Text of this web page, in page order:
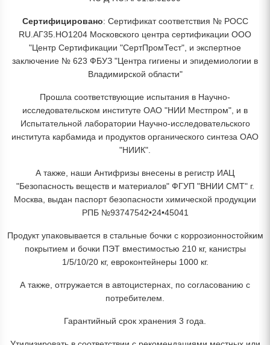
Сертифицировано: Сертификат соответствия № РОСС
RU.АГ35.НО1204 Московского центра сертификации ООО
"Центр Сертификации "СертПромТест", и экспертное
заключение № 623 ФБУЗ "Центра гигиены и эпидемиологии в
Владимирской области"
Прошла соответствующие испытания в Научно-
исследовательском институте ОАО "НИИ Местпром", и в
Испытательной лаборатории Научно-исследовательского
института карбамида и продуктов органического синтеза ОАО
"НИИК".
А также, наши Антифризы внесены в регистр ИАЦ
"Безопасность веществ и материалов" ФГУП "ВНИИ СМТ" г.
Москва, выдан паспорт безопасности химической продукции
РПБ №93747542•24•45041
Продукт упаковывается в стальные бочки с коррозионностойким
покрытием и бочки ПЭТ вместимостью 210 кг, канистры
1/5/10/20 кг, евроконтейнеры 1000 кг.
А также, отгружается в автоцистернах, по согласованию с
потребителем.
Гарантийный срок хранения 3 года.